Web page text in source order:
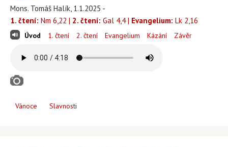
Mons. Tomáš Halík, 1.1.2025 -
1. čtení: Nm 6,22 | 2. čtení: Gal 4,4 | Evangelium: Lk 2,16
Úvod 1. čtení 2. čtení Evangelium Kázání Závěr
Vánoce Slavnosti